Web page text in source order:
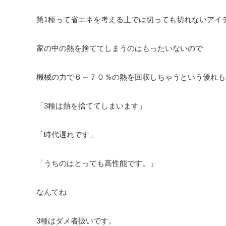
第1種って省エネを考える上では切っても切れないアイ
家の中の熱を捨ててしまうのはもったいないので
機械の力で６～７０％の熱を回収しちゃうという優れ
「3種は熱を捨ててしまいます」
「時代遅れです」
「うちのはとっても高性能です。」
なんてね
3種はダメ者扱いです。